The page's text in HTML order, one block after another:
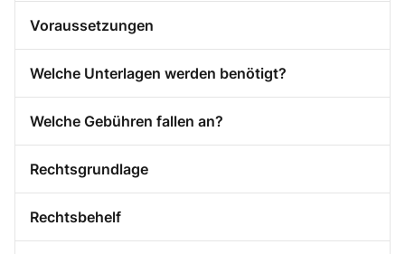
Voraussetzungen
Welche Unterlagen werden benötigt?
Welche Gebühren fallen an?
Rechtsgrundlage
Rechtsbehelf